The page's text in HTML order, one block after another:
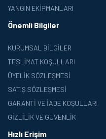
YANGIN EKIPMANLARI
Önemli Bilgiler
KURUMSAL BILGILER
TESLIMAT KOŞULLARI
ÜYELIK SÖZLEŞMESI
SATIŞ SÖZLEŞMESI
GARANTI VE İADE KOŞULLARI
GIZLILIK VE GÜVENLIK
Hızlı Erişim